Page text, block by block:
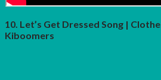
10. Let’s Get Dressed Song |
Kiboomers